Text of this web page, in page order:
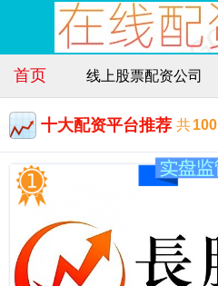
首页 线上股票配资公司
十大配资平台推荐 共100